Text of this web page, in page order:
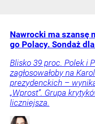
Nawrocki ma szansę
go Polacy. Sondaż
Blisko 39 proc. Polek i
zagłosowałoby na
prezydenckich –
„Wprost”. Grupa
liczniejsza.